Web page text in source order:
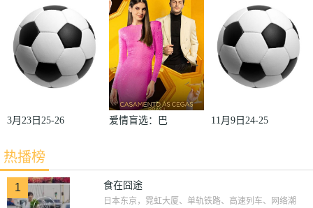
赛第2轮那不
勒斯VS皇家
马德里
对阵世界
2022
3月23日25-26
轮雷恩VS梅
斯
爱情盲选：巴
11月9日24-25
利
热播榜
1 食在囧途
日本东京，霓虹大厦、单轨铁路、高速列车、网络潮